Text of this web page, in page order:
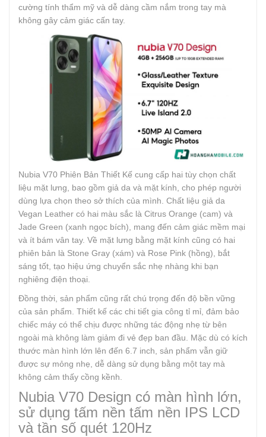
cường tính thẩm mỹ và dễ dàng cầm nắm trong tay mà
không gây cảm giác cấn tay.
Nubia V70 Phiên Bản Thiết Kế cung cấp hai tùy chọn chất
liệu mặt lưng, bao gồm giả da và mặt kính, cho phép người
dùng lựa chọn theo sở thích của mình. Chất liệu giả da
Vegan Leather có hai màu sắc là Citrus Orange (cam) và
Jade Green (xanh ngọc bích), mang đến cảm giác mềm mại
và ít bám vân tay. Về mặt lưng bằng mặt kính cũng có hai
phiên bản là Stone Gray (xám) và Rose Pink (hồng), bắt
sáng tốt, tạo hiệu ứng chuyển sắc nhẹ nhàng khi bạn
nghiêng điện thoại.
Đồng thời, sản phẩm cũng rất chú trọng đến độ bền vững
của sản phẩm. Thiết kế các chi tiết gia công tỉ mỉ, đảm bảo
chiếc máy có thể chịu được những tác động nhẹ từ bên
ngoài mà không làm giảm đi vẻ đẹp ban đầu. Mặc dù có kích
thước màn hình lớn lên đến 6.7 inch, sản phẩm vẫn giữ
được sự mỏng nhẹ, dễ dàng sử dụng bằng một tay mà
không cảm thấy cồng kềnh.
Nubia V70 Design có màn hình lớn,
sử dụng tấm nền tấm nền IPS LCD
và tần số quét 120Hz